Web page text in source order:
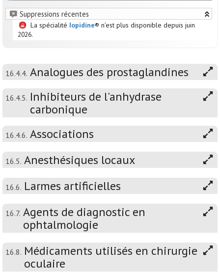
Suppressions récentes
La spécialité Iopidine® n’est plus disponible depuis juin
2026.
16.4.4. Analogues des prostaglandines
16.4.5. Inhibiteurs de l'anhydrase
carbonique
16.4.6. Associations
16.5. Anesthésiques locaux
16.6. Larmes artificielles
16.7. Agents de diagnostic en
ophtalmologie
16.8. Médicaments utilisés en chirurgie
oculaire